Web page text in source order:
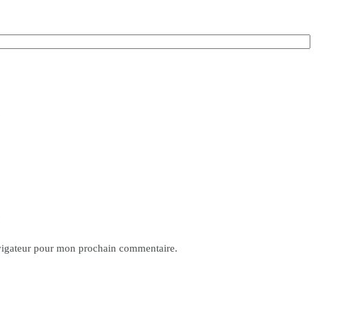
pour mon prochain commentaire.